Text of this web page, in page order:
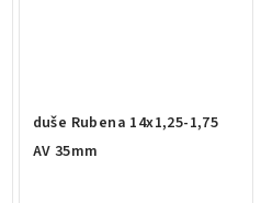
duše Rubena 14x1,25-1,75
AV 35mm